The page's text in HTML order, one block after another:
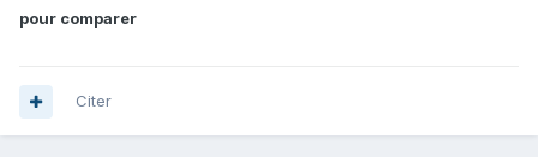
pour comparer
Citer